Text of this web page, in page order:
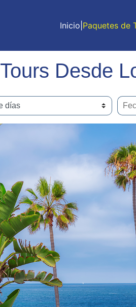
Inicio Paquetes de
Tours Desde